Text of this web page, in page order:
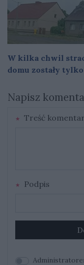
W kilka chwil
domu zostały
Napisz
Treść
Podpis